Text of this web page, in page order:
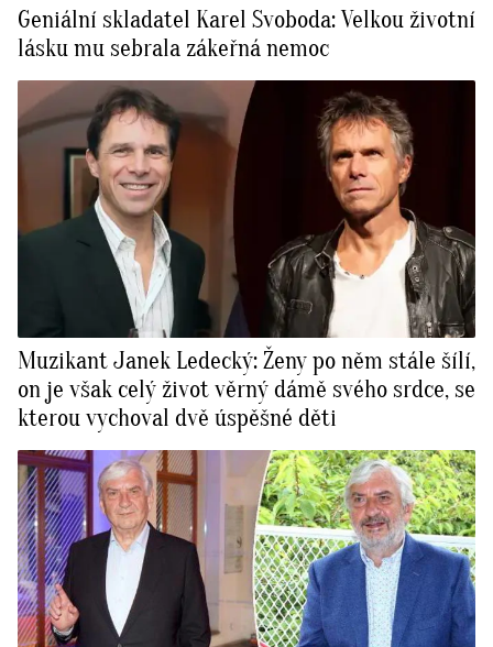
Geniální skladatel Karel Svoboda: Velkou životní
lásku mu sebrala zákeřná nemoc
Muzikant Janek Ledecký: Ženy po něm stále šílí,
on je však celý život věrný dámě svého srdce, se
kterou vychoval dvě úspěšné děti